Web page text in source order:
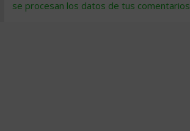
se procesan los datos de tus comentarios